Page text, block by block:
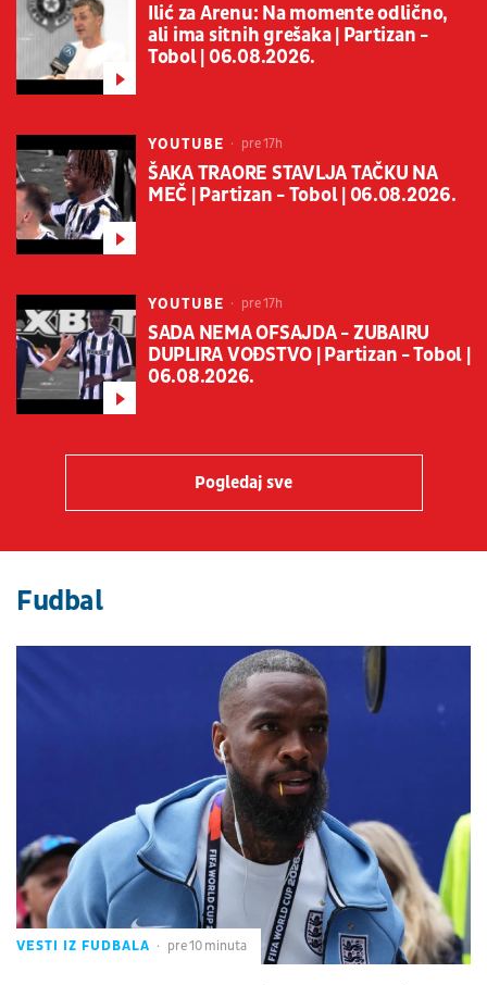
Ilić za Arenu: Na momente odlično,
ali ima sitnih grešaka | Partizan -
Tobol | 06.08.2026.
YOUTUBE pre 17h
ŠAKA TRAORE STAVLJA TAČKU NA
MEČ | Partizan - Tobol | 06.08.2026.
YOUTUBE pre 17h
SADA NEMA OFSAJDA - ZUBAIRU
DUPLIRA VOĐSTVO | Partizan - Tobol |
06.08.2026.
Pogledaj sve
Fudbal
VESTI IZ FUDBALA pre 10 minuta